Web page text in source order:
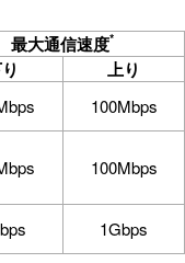
最大通信速度*
上り
100Mbps
100Mbps
1Gbps